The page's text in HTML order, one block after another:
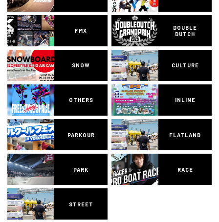
FMX
DOUBLE
DUTCH
SNOW CULTURE
OTHERS INLINE
PARKOUR FLATLAND
PARK RACE
STREET